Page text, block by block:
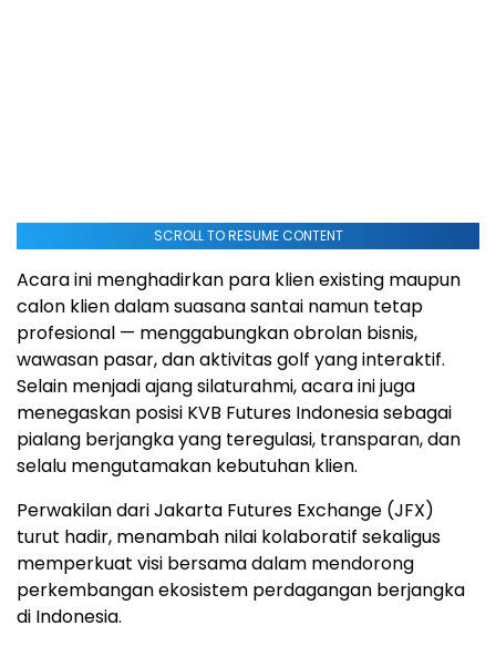
SCROLL TO RESUME CONTENT
Acara ini menghadirkan para klien existing maupun
calon klien dalam suasana santai namun tetap
profesional — menggabungkan obrolan bisnis,
wawasan pasar, dan aktivitas golf yang interaktif.
Selain menjadi ajang silaturahmi, acara ini juga
menegaskan posisi KVB Futures Indonesia sebagai
pialang berjangka yang teregulasi, transparan, dan
selalu mengutamakan kebutuhan klien.
Perwakilan dari Jakarta Futures Exchange (JFX)
turut hadir, menambah nilai kolaboratif sekaligus
memperkuat visi bersama dalam mendorong
perkembangan ekosistem perdagangan berjangka
di Indonesia.